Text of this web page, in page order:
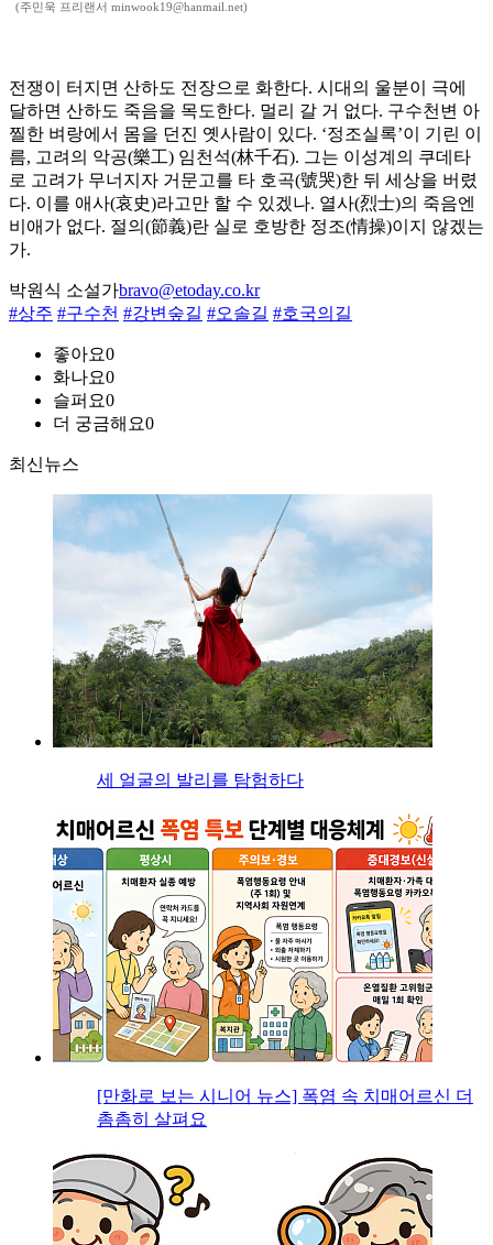
(주민욱 프리랜서 minwook19@hanmail.net)
전쟁이 터지면 산하도 전장으로 화한다. 시대의 울분이 극에
달하면 산하도 죽음을 목도한다. 멀리 갈 거 없다. 구수천변 아
찔한 벼랑에서 몸을 던진 옛사람이 있다. ‘정조실록’이 기린 이
름, 고려의 악공(樂工) 임천석(林千石). 그는 이성계의 쿠데타
로 고려가 무너지자 거문고를 타 호곡(號哭)한 뒤 세상을 버렸
다. 이를 애사(哀史)라고만 할 수 있겠나. 열사(烈士)의 죽음엔
비애가 없다. 절의(節義)란 실로 호방한 정조(情操)이지 않겠는
가.
박원식 소설가bravo@etoday.co.kr
#상주 #구수천 #강변숲길 #오솔길 #호국의길
좋아요0
화나요0
슬퍼요0
더 궁금해요0
최신뉴스
세 얼굴의 발리를 탐험하다
[만화로 보는 시니어 뉴스] 폭염 속 치매어르신 더
촘촘히 살펴요